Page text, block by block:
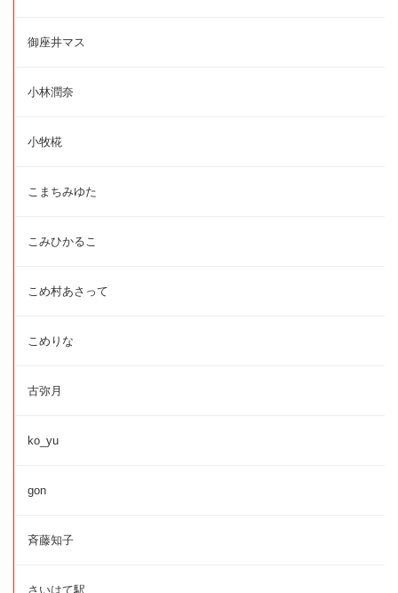
御座井マス
小林潤奈
小牧椛
こまちみゆた
こみひかるこ
こめ村あさって
こめりな
古弥月
ko_yu
gon
斉藤知子
さいはて駅